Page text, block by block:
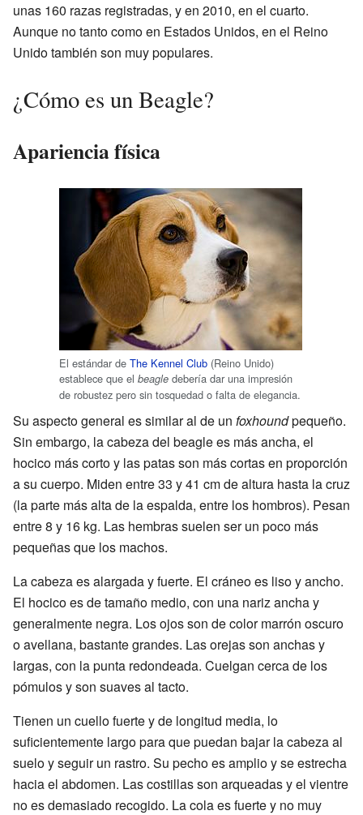
unas 160 razas registradas, y en 2010, en el cuarto.
Aunque no tanto como en Estados Unidos, en el Reino
Unido también son muy populares.
¿Cómo es un Beagle?
Apariencia física
El estándar de The Kennel Club (Reino Unido)
establece que el beagle debería dar una impresión
de robustez pero sin tosquedad o falta de elegancia.
Su aspecto general es similar al de un foxhoundpequeño.
Sin embargo, la cabeza del beagle es más ancha, el
hocico más corto y las patas son más cortas en proporción
a su cuerpo. Miden entre 33 y 41 cm de altura hasta la cruz
(la parte más alta de la espalda, entre los hombros). Pesan
entre 8 y 16 kg. Las hembras suelen ser un poco más
pequeñas que los machos.
La cabeza es alargada y fuerte. El cráneo es liso y ancho.
El hocico es de tamaño medio, con una nariz ancha y
generalmente negra. Los ojos son de color marrón oscuro
o avellana, bastante grandes. Las orejas son anchas y
largas, con la punta redondeada. Cuelgan cerca de los
pómulos y son suaves al tacto.
Tienen un cuello fuerte y de longitud media, lo
suficientemente largo para que puedan bajar la cabeza al
suelo y seguir un rastro. Su pecho es amplio y se estrecha
hacia el abdomen. Las costillas son arqueadas y el vientre
no es demasiado recogido. La cola es fuerte y no muy